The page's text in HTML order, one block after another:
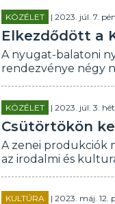
KÖZÉLET | 2023. júl. 7.
Elkezdődött a
A nyugat-balatoni
rendezvénye négy
KÖZÉLET | 2023. júl. 3.
Csütörtökön
A zenei produkciók
az irodalmi és
KULTÚRA | 2023. máj. 12.